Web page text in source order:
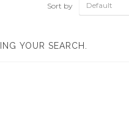
Sort by Default
YOUR SEARCH.